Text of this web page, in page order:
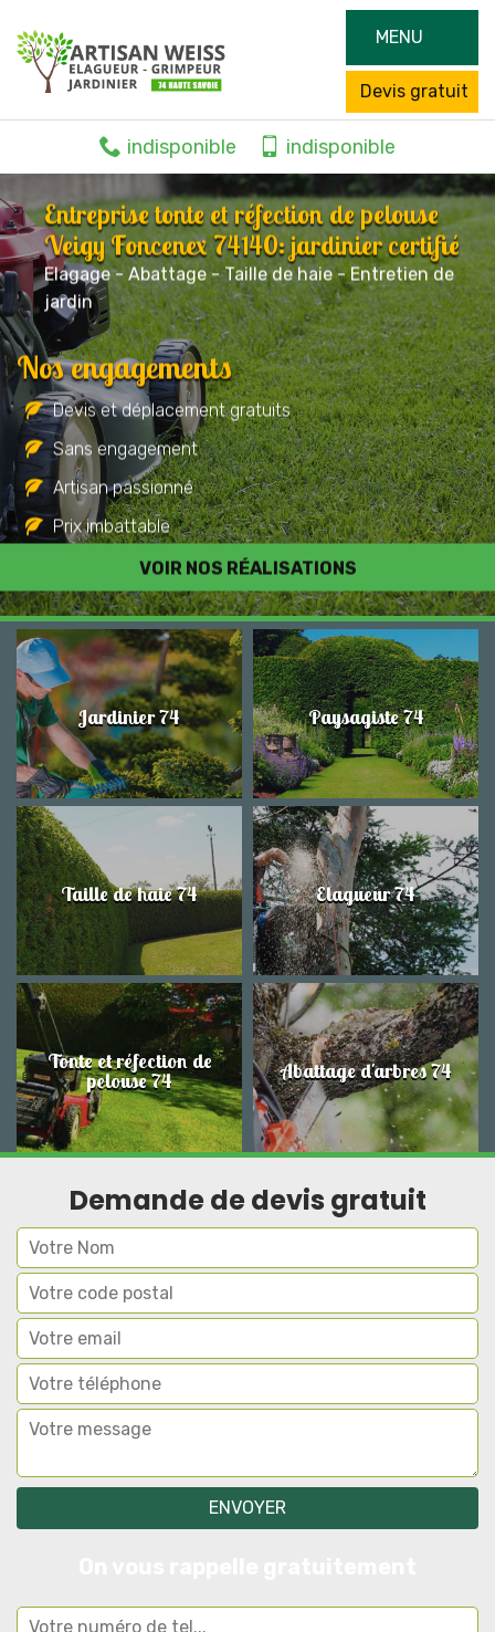
MENU
Devis gratuit
indisponible indisponible
Entreprise tonte et réfection de pelouse
Veigy Foncenex 74140: jardinier certifié
Elagage - Abattage - Taille de haie - Entretien de
jardin
VOIR NOS RÉALISATIONS
Nos engagements
Devis et déplacement gratuits
Sans engagement
Artisan passionné
Prix imbattable
Travail de qualité
Jardinier 74 Paysagiste 74
Taille de haie 74 Elagueur 74
Tonte et réfection de
pelouse 74 Abattage d'arbres 74
Demande de devis gratuit